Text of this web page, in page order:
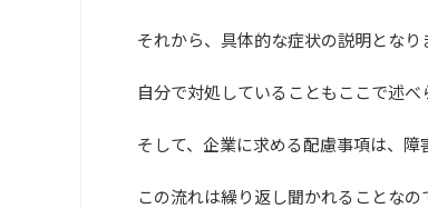
それから、具体的な症状の説明となり
自分で対処していることもここで述べ
そして、企業に求める配慮事項は、障
この流れは繰り返し聞かれることなの